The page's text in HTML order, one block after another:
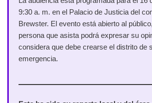
9:30 a. m. en el Palacio de Justicia del
Brewster. El evento está abierto al
persona que asista podrá expresar su
considera que debe crearse el distrito de
emergencia.